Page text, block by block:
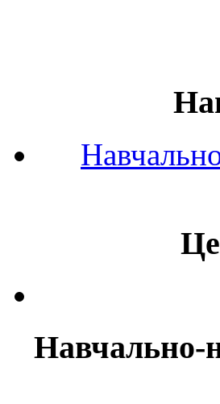
Навчально-